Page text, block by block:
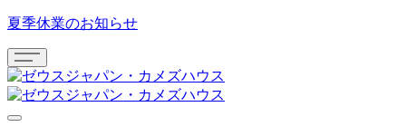
夏季休業のお知らせ